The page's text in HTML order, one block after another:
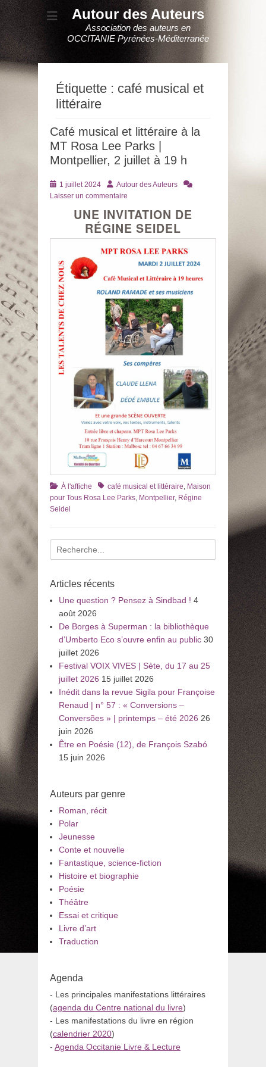
Autour des Auteurs
Association des auteurs en
OCCITANIE Pyrénées-Méditerranée
Étiquette : café musical et
littéraire
Café musical et littéraire à la
MT Rosa Lee Parks |
Montpellier, 2 juillet à 19 h
Posté
le
1 juillet 2024 AuteurAutour des Auteurs
Laisser un commentaire
UNE INVITATION DE
RÉGINE SEIDEL
Catégories
À l'affiche Tagscafé musical et littéraire, Maison
pour Tous Rosa Lee Parks, Montpellier, Régine
Seidel
Recherche
pour
Articles récents
Une question ? Pensez à Sindbad ! 4
août 2026
De Borges à Superman : la bibliothèque
d’Umberto Eco s’ouvre enfin au public 30
juillet 2026
Festival VOIX VIVES | Sète, du 17 au 25
juillet 2026 15 juillet 2026
Inédit dans la revue Sigila pour Françoise
Renaud | n° 57 : « Conversions –
Conversões » | printemps – été 2026 26
juin 2026
Être en Poésie (12), de François Szabó
15 juin 2026
Auteurs par genre
Roman, récit
Polar
Jeunesse
Conte et nouvelle
Fantastique, science-fiction
Histoire et biographie
Poésie
Théâtre
Essai et critique
Livre d’art
Traduction
Agenda
- Les principales manifestations littéraires
(agenda du Centre national du livre)
- Les manifestations du livre en région
(calendrier 2020)
- Agenda Occitanie Livre & Lecture